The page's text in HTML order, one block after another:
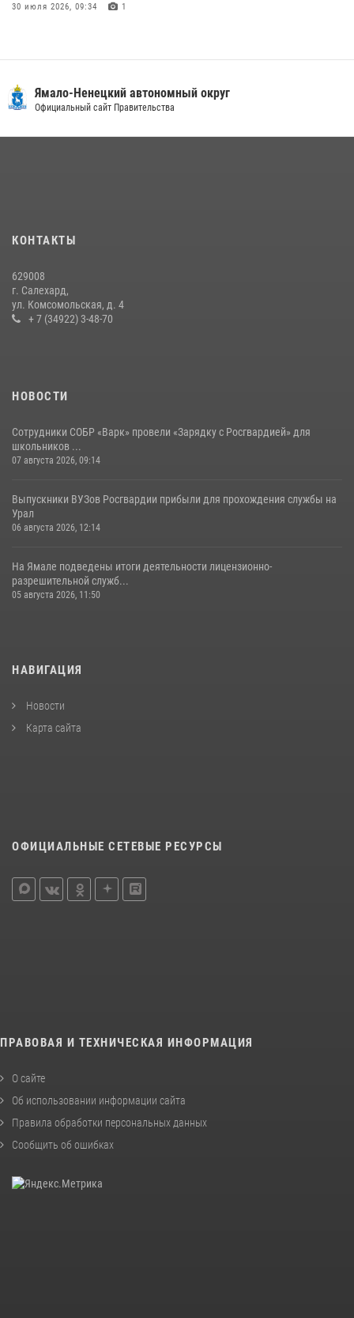
30 июля 2026, 09:34 1
18 июля 2026, 09:36 3
«Росгвардия. Вехи истории»: войска правопорядка на охране
стратегических объектов поверженной Германии (видео)
20 июля 2026, 09:03
Ямало-Ненецкий автономный округ
Официальный сайт Правительства
КОНТАКТЫ
629008
г. Салехард,
ул. Комсомольская, д. 4
+ 7 (34922) 3-48-70
НОВОСТИ
Сотрудники СОБР «Варк» провели «Зарядку с Росгвардией» для
школьников ...
07 августа 2026, 09:14
Выпускники ВУЗов Росгвардии прибыли для прохождения службы на
Урал
06 августа 2026, 12:14
На Ямале подведены итоги деятельности лицензионно-
разрешительной служб...
05 августа 2026, 11:50
НАВИГАЦИЯ
Новости
Карта сайта
ОФИЦИАЛЬНЫЕ СЕТЕВЫЕ РЕСУРСЫ
ПРАВОВАЯ И ТЕХНИЧЕСКАЯ ИНФОРМАЦИЯ
О сайте
Об использовании информации сайта
Правила обработки персональных данных
Сообщить об ошибках